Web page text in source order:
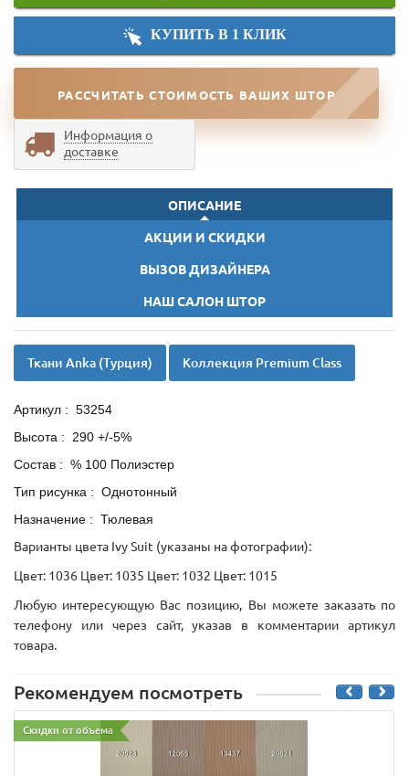
КУПИТЬ В 1 КЛИК
РАССЧИТАТЬ СТОИМОСТЬ ВАШИХ ШТОР
Информация о
доставке
ОПИСАНИЕ
АКЦИИ И СКИДКИ
ВЫЗОВ ДИЗАЙНЕРА
НАШ САЛОН ШТОР
Ткани Anka (Турция) Коллекция Premium Class
Артикул : 53254
Высота : 290 +/-5%
Состав : % 100 Полиэстер
Тип рисунка : Однотонный
Назначение : Тюлевая
Варианты цвета Ivy Suit (указаны на фотографии):
Цвет: 1036 Цвет: 1035 Цвет: 1032 Цвет: 1015
Любую интересующую Вас позицию, Вы можете заказать по
телефону или через сайт, указав в комментарии артикул
товара.
Рекомендуем посмотреть
Скидки от объема